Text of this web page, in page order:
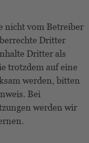
nicht vom Betreiber
Dritter
Dritter als
trotzdem auf eine
werden, bitten
Bei
werden wir